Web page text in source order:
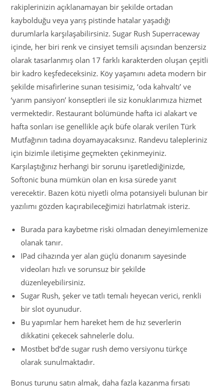
rakiplerinizin açıklanamayan bir şekilde ortadan
kaybolduğu veya yarış pistinde hatalar yaşadığı
durumlarla karşılaşabilirsiniz. Sugar Rush Superraceway
içinde, her biri renk ve cinsiyet temsili açısından benzersiz
olarak tasarlanmış olan 17 farklı karakterden oluşan çeşitli
bir kadro keşfedeceksiniz. Köy yaşamını adeta modern bir
şekilde misafirlerine sunan tesisimiz, ‘oda kahvaltı’ ve
‘yarım pansiyon’ konseptleri ile siz konuklarımıza hizmet
vermektedir. Restaurant bölümünde hafta ici alakart ve
hafta sonları ise genellikle açık büfe olarak verilen Türk
Mutfağının tadına doyamayacaksınız. Randevu talepleriniz
için bizimle iletişime geçmekten çekinmeyiniz.
Karşılaştığınız herhangi bir sorunu işaretlediğinizde,
Softonic buna mümkün olan en kısa sürede yanıt
verecektir. Bazen kötü niyetli olma potansiyeli bulunan bir
yazılımı gözden kaçırabileceğimizi hatırlatmak isteriz.
Burada para kaybetme riski olmadan deneyimlemenize
olanak tanır.
IPad cihazında yer alan güçlü donanım sayesinde
videoları hızlı ve sorunsuz bir şekilde
düzenleyebilirsiniz.
Sugar Rush, şeker ve tatlı temalı heyecan verici, renkli
bir slot oyunudur.
Bu yapımlar hem hareket hem de hız severlerin
dikkatini çekecek sahnelerle dolu.
Mostbet bd’de sugar rush demo versiyonu türkçe
olarak sunulmaktadır.
Bonus turunu satın almak, daha fazla kazanma fırsatı